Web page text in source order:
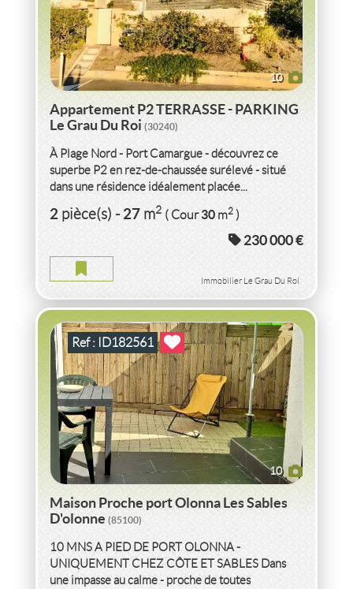
10
Appartement P2 TERRASSE - PARKING
Le Grau Du Roi(30240)
À Plage Nord - Port Camargue - découvrez ce
superbe P2 en rez-de-chaussée surélevé - situé
dans une résidence idéalement placée...
2pièce(s)-27m2 ( Cour30m2)
230 000 €
Immobilier Le Grau Du Roi
10
Ref : ID182561
VENTE MAISON PROCHE PORT OLONNAVENDEE
MAISON PROCHE PORT OLONNA VENDEE
2pièce(s)-35m2
Maison Proche port Olonna Les Sables
D'olonne(85100)
10 MNS A PIED DE PORT OLONNA -
UNIQUEMENT CHEZ CÔTE ET SABLES Dans
une impasse au calme - proche de toutes